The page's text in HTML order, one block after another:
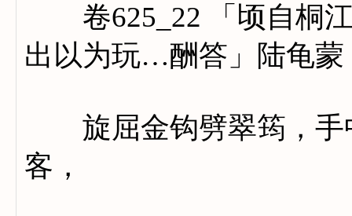
卷625_22 「顷自桐江
出以为玩…酬答」陆龟蒙
旋屈金钩劈翠筠，手
客，